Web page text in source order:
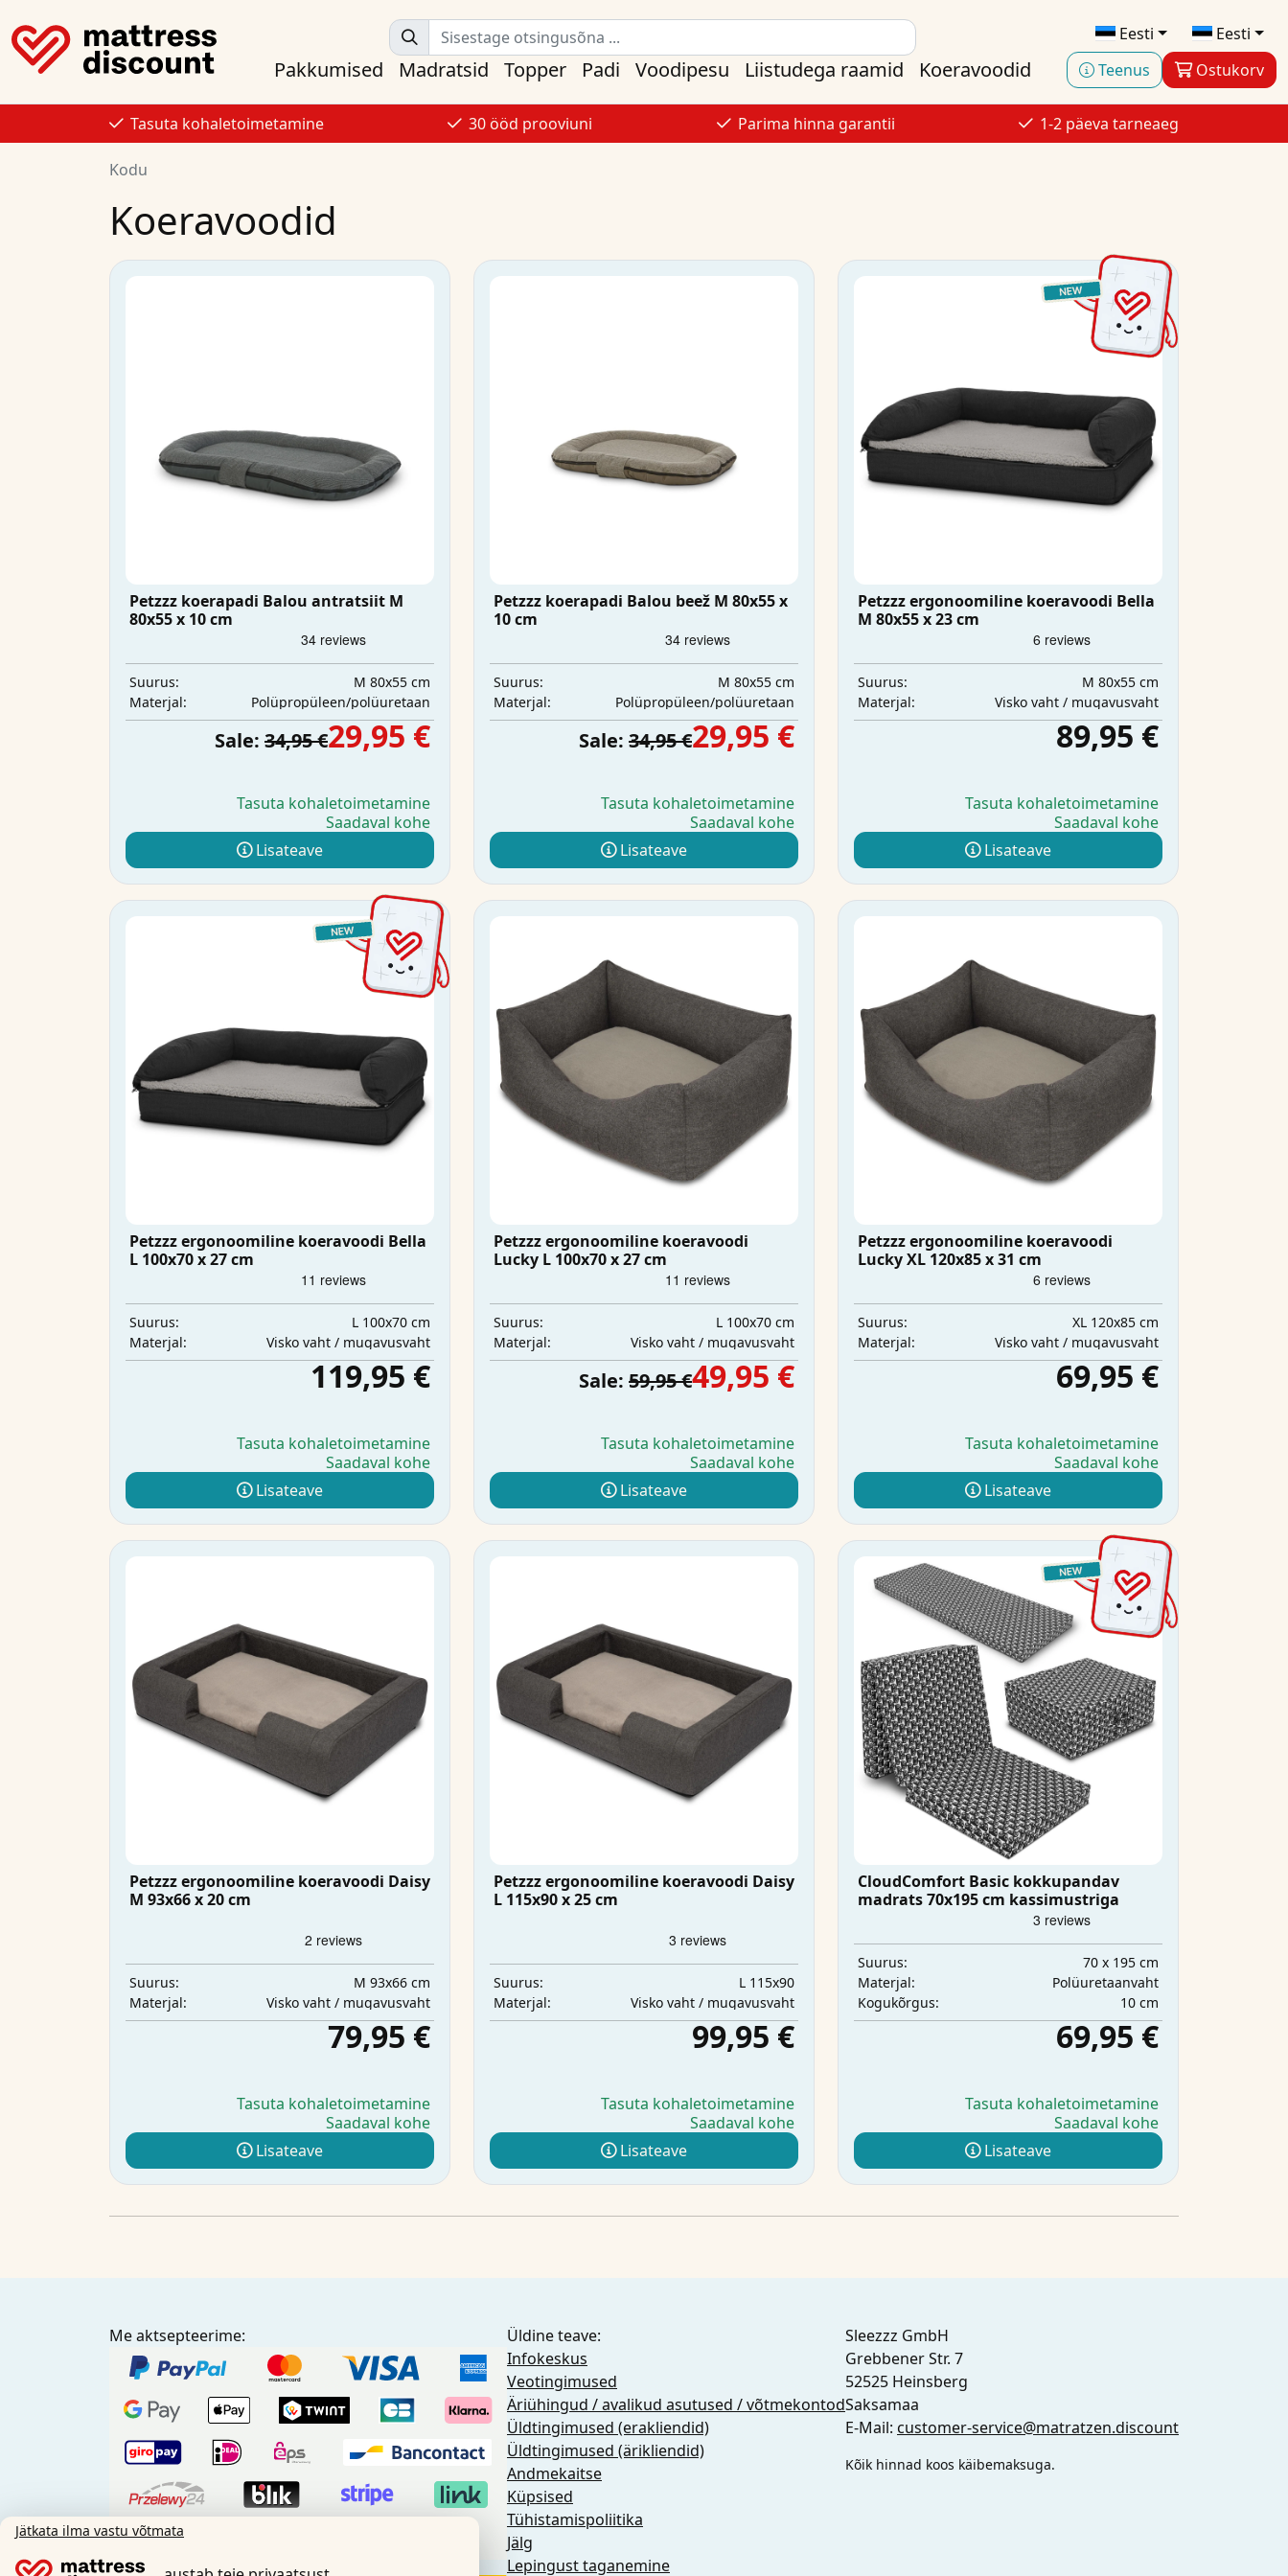
Eesti
Eesti
Teenus
Ostukorv
Pakkumised Madratsid Topper Padi Voodipesu Liistudega raamid Koeravoodid
Tasuta kohaletoimetamine 30 ööd prooviuni Parima hinna garantii 1-2 päeva tarneaeg
Kodu
Koeravoodid
Petzzz koerapadi Balou antratsiit M
80x55 x 10 cm
Suurus:
M 80x55 cm
Materjal:
Polüpropüleen/polüuretaan
Sale: 34,95 €29,95 €
Tasuta kohaletoimetamine
Saadaval kohe
Lisateave
Petzzz koerapadi Balou beež M 80x55 x
10 cm
Suurus:
M 80x55 cm
Materjal:
Polüpropüleen/polüuretaan
Sale: 34,95 €29,95 €
Tasuta kohaletoimetamine
Saadaval kohe
Lisateave
Petzzz ergonoomiline koeravoodi Bella
M 80x55 x 23 cm
Suurus:
M 80x55 cm
Materjal:
Visko vaht / mugavusvaht
89,95 €
Tasuta kohaletoimetamine
Saadaval kohe
Lisateave
Petzzz ergonoomiline koeravoodi Bella
L 100x70 x 27 cm
Suurus:
L 100x70 cm
Materjal:
Visko vaht / mugavusvaht
119,95 €
Tasuta kohaletoimetamine
Saadaval kohe
Lisateave
Petzzz ergonoomiline koeravoodi
Lucky L 100x70 x 27 cm
Suurus:
L 100x70 cm
Materjal:
Visko vaht / mugavusvaht
Sale: 59,95 €49,95 €
Tasuta kohaletoimetamine
Saadaval kohe
Lisateave
Petzzz ergonoomiline koeravoodi
Lucky XL 120x85 x 31 cm
Suurus:
XL 120x85 cm
Materjal:
Visko vaht / mugavusvaht
69,95 €
Tasuta kohaletoimetamine
Saadaval kohe
Lisateave
Petzzz ergonoomiline koeravoodi Daisy
M 93x66 x 20 cm
Suurus:
M 93x66 cm
Materjal:
Visko vaht / mugavusvaht
79,95 €
Tasuta kohaletoimetamine
Saadaval kohe
Lisateave
Petzzz ergonoomiline koeravoodi Daisy
L 115x90 x 25 cm
Suurus:
L 115x90
Materjal:
Visko vaht / mugavusvaht
99,95 €
Tasuta kohaletoimetamine
Saadaval kohe
Lisateave
CloudComfort Basic kokkupandav
madrats 70x195 cm kassimustriga
Suurus:
70 x 195 cm
Materjal:
Polüuretaanvaht
Kogukõrgus:
10 cm
69,95 €
Tasuta kohaletoimetamine
Saadaval kohe
Lisateave
Me aktsepteerime:
Üldine teave:
Infokeskus
Veotingimused
Äriühingud / avalikud asutused / võtmekontod
Üldtingimused (erakliendid)
Üldtingimused (ärikliendid)
Andmekaitse
Küpsised
Tühistamispoliitika
Jälg
Lepingust taganemine
Sleezzz GmbH
Grebbener Str. 7
52525 Heinsberg
Saksamaa
E-Mail: customer-service@matratzen.discount
Kõik hinnad koos käibemaksuga.
Jätkata ilma vastu võtmata